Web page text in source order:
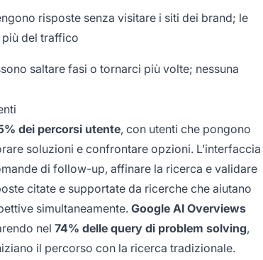
risposte senza visitare i siti dei brand; le
del traffico
saltare fasi o tornarci più volte; nessuna
dei percorsi utente, con utenti che pongono
soluzioni e confrontare opzioni. L’interfaccia
di follow-up, affinare la ricerca e validare
citate e supportate da ricerche che aiutano
simultaneamente. Google AI Overviews
nel 74% delle query di problem solving,
il percorso con la ricerca tradizionale.